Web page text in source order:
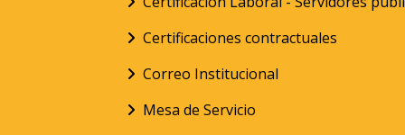
Certificaciones contractuales
Correo Institucional
Mesa de Servicio